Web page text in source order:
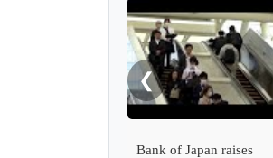
❮
Bank of Japan raises